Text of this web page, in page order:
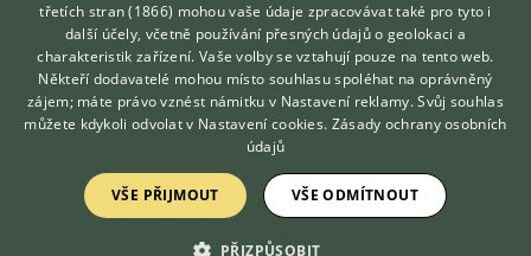
Kontakt
Možnosti zvýraznění inzerátů
Podmínky užití
Zpracování osobních údajů
Přihlášení
Registrace
Hledáte zvířecího kamaráda?
Zdarma vám poradí
VETERINÁŘ ONLINE
KONZULTOVAT S
VETERINÁŘEM
třetích stran (1866) mohou vaše údaje zpracovávat také pro tyto i
další účely, včetně používání přesných údajů o geolokaci a
charakteristik zařízení. Vaše volby se vztahují pouze na tento web.
Někteří dodavatelé mohou místo souhlasu spoléhat na oprávněný
zájem; máte právo vznést námitku v Nastavení reklamy. Svůj souhlas
můžete kdykoli odvolat v Nastavení cookies. Zásady ochrany osobních
údajů
VŠE PŘIJMOUT VŠE ODMÍTNOUT
PŘIZPŮSOBIT